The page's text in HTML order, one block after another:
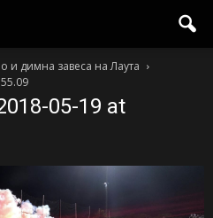
и димна завеса на Лаута
05-19 at